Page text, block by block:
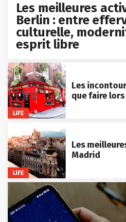
Les meilleures
Berlin : entre
culturelle,
esprit libre
LIFE
Les
que faire
LIFE
Les
Madrid